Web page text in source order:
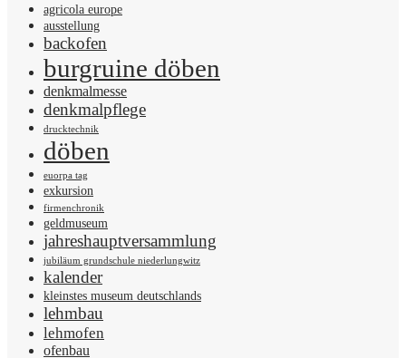
agricola europe
ausstellung
backofen
burgruine döben
denkmalmesse
denkmalpflege
drucktechnik
döben
euorpa tag
exkursion
firmenchronik
geldmuseum
jahreshauptversammlung
jubiläum grundschule niederlungwitz
kalender
kleinstes museum deutschlands
lehmbau
lehmofen
ofenbau